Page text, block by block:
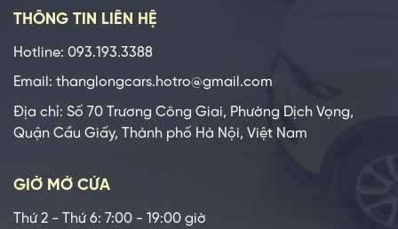
THÔNG TIN LIÊN HỆ
Hotline: 093.193.3388
Email: thanglongcars.hotro@gmail.com
Địa chỉ: Số 70 Trương Công Giai, Phường Dịch Vọng,
Quận Cầu Giấy, Thành phố Hà Nội, Việt Nam
GIỜ MỞ CỬA
Thứ 2 - Thứ 6: 7:00 - 19:00 giờ